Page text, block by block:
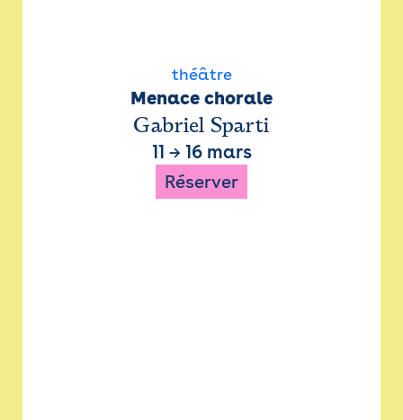
théâtre
Menace chorale
Gabriel Sparti
11 → 16 mars
Réserver